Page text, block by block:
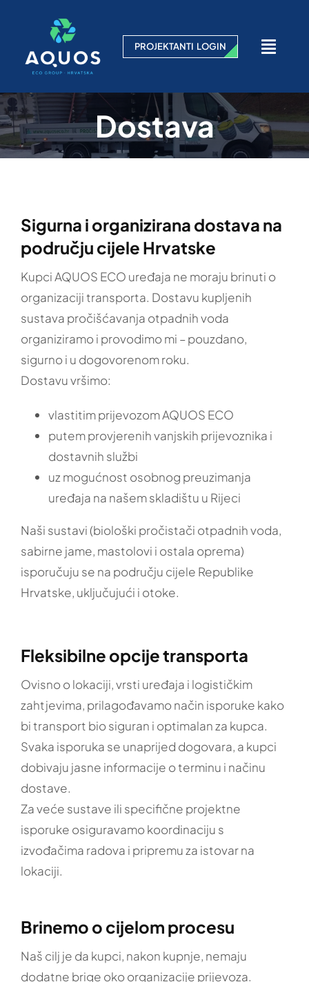
content
O NAMA
DOSTAVA
SERVIS
FAQ
PROJEKTANTI LOGIN
Dostava
Sigurna i organizirana dostava na
području cijele Hrvatske
Kupci AQUOS ECO uređaja ne moraju brinuti o
organizaciji transporta. Dostavu kupljenih
sustava pročišćavanja otpadnih voda
organiziramo i provodimo mi – pouzdano,
sigurno i u dogovorenom roku.
Dostavu vršimo:
vlastitim prijevozom AQUOS ECO
putem provjerenih vanjskih prijevoznika i
dostavnih službi
uz mogućnost osobnog preuzimanja
uređaja na našem skladištu u Rijeci
Naši sustavi (biološki pročistači otpadnih voda,
sabirne jame, mastolovi i ostala oprema)
isporučuju se na području cijele Republike
Hrvatske, uključujući i otoke.
Fleksibilne opcije transporta
Ovisno o lokaciji, vrsti uređaja i logističkim
zahtjevima, prilagođavamo način isporuke kako
bi transport bio siguran i optimalan za kupca.
Svaka isporuka se unaprijed dogovara, a kupci
dobivaju jasne informacije o terminu i načinu
dostave.
Za veće sustave ili specifične projektne
isporuke osiguravamo koordinaciju s
izvođačima radova i pripremu za istovar na
lokaciji.
Brinemo o cijelom procesu
Naš cilj je da kupci, nakon kupnje, nemaju
dodatne brige oko organizacije prijevoza.